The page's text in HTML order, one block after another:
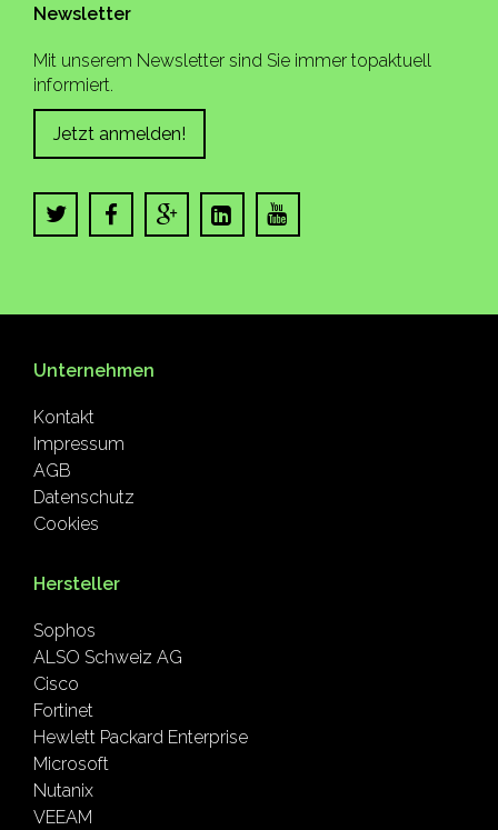
Newsletter
Mit unserem Newsletter sind Sie immer topaktuell
informiert.
Jetzt anmelden!
Unternehmen
Kontakt
Impressum
AGB
Datenschutz
Cookies
Hersteller
Sophos
ALSO Schweiz AG
Cisco
Fortinet
Hewlett Packard Enterprise
Microsoft
Nutanix
VEEAM